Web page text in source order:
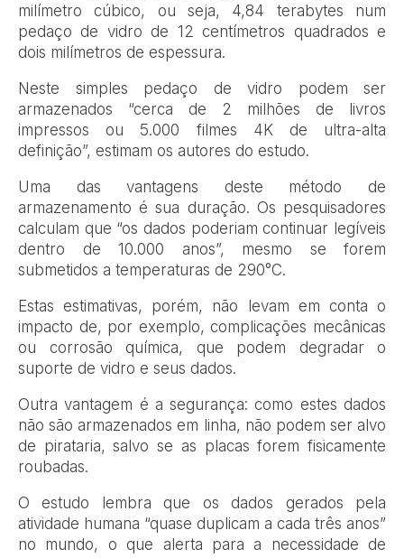
milímetro cúbico, ou seja, 4,84 terabytes num
pedaço de vidro de 12 centímetros quadrados e
dois milímetros de espessura.
Neste simples pedaço de vidro podem ser
armazenados “cerca de 2 milhões de livros
impressos ou 5.000 filmes 4K de ultra-alta
definição”, estimam os autores do estudo.
Uma das vantagens deste método de
armazenamento é sua duração. Os pesquisadores
calculam que “os dados poderiam continuar legíveis
dentro de 10.000 anos”, mesmo se forem
submetidos a temperaturas de 290°C.
Estas estimativas, porém, não levam em conta o
impacto de, por exemplo, complicações mecânicas
ou corrosão química, que podem degradar o
suporte de vidro e seus dados.
Outra vantagem é a segurança: como estes dados
não são armazenados em linha, não podem ser alvo
de pirataria, salvo se as placas forem fisicamente
roubadas.
O estudo lembra que os dados gerados pela
atividade humana “quase duplicam a cada três anos”
no mundo, o que alerta para a necessidade de